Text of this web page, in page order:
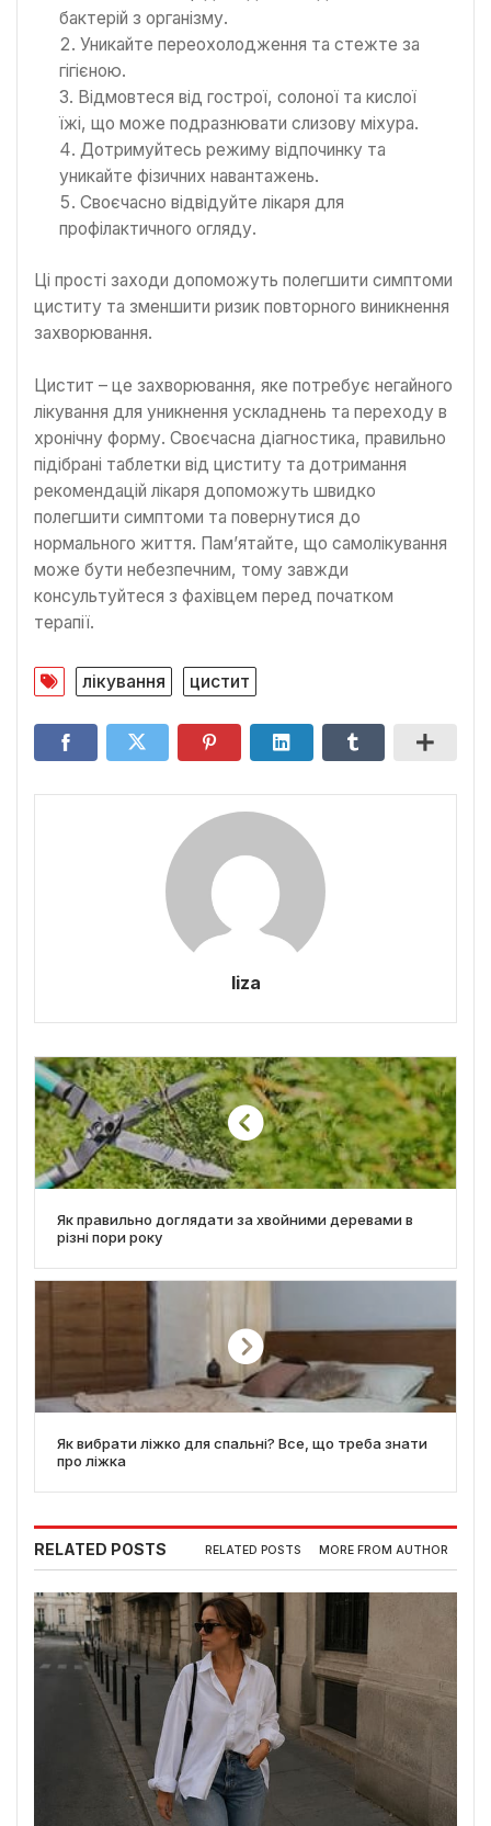
бактерій з організму.
Уникайте переохолодження та стежте за
гігієною.
Відмовтеся від гострої, солоної та кислої
їжі, що може подразнювати слизову міхура.
Дотримуйтесь режиму відпочинку та
уникайте фізичних навантажень.
Своєчасно відвідуйте лікаря для
профілактичного огляду.
Ці прості заходи допоможуть полегшити симптоми
циститу та зменшити ризик повторного виникнення
захворювання.
Цистит – це захворювання, яке потребує негайного
лікування для уникнення ускладнень та переходу в
хронічну форму. Своєчасна діагностика, правильно
підібрані таблетки від циститу та дотримання
рекомендацій лікаря допоможуть швидко
полегшити симптоми та повернутися до
нормального життя. Пам’ятайте, що самолікування
може бути небезпечним, тому завжди
консультуйтеся з фахівцем перед початком
терапії.
лікування цистит
liza
Як правильно доглядати за хвойними деревами в
різні пори року
Як вибрати ліжко для спальні? Все, що треба знати
про ліжка
RELATED POSTS RELATED POSTS MORE FROM AUTHOR